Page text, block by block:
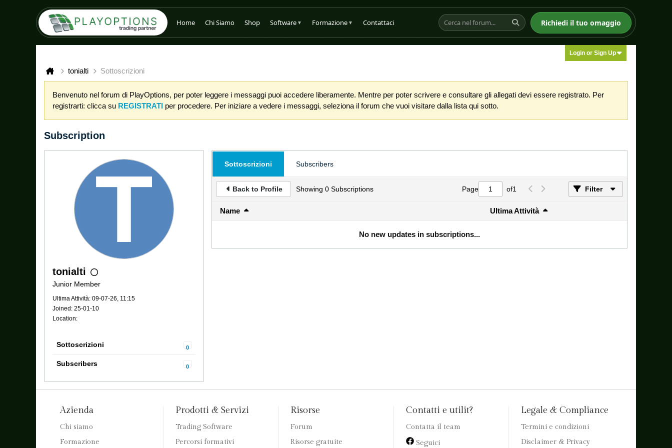
Home Chi Siamo Shop Software ▼ Formazione ▼ Contattaci Richiedi il tuo omaggio
Login or Sign Up
tonialti Sottoscrizioni
Benvenuto nel forum di PlayOptions, per poter leggere i messaggi puoi accedere liberamente. Mentre per poter scrivere e consultare gli allegati devi essere registrato. Per
registrarti: clicca su REGISTRATI per procedere. Per iniziare a vedere i messaggi, seleziona il forum che vuoi visitare dalla lista qui sotto.
Subscription
tonialti
Junior Member
Ultima Attività: 09-07-26, 11:15
Joined: 25-01-10
Location:
Sottoscrizioni 0
Subscribers 0
Sottoscrizioni Subscribers
Back to Profile Showing 0 Subscriptions Page of1 Filter
Name Ultima Attività
No new updates in subscriptions...
Azienda
Chi siamo
Formazione
Prodotti & Servizi
Trading Software
Percorsi formativi
Risorse
Forum
Risorse gratuite
Contatti e utilit?
Contatta il team
Seguici
Legale & Compliance
Termini e condizioni
Disclaimer & Privacy